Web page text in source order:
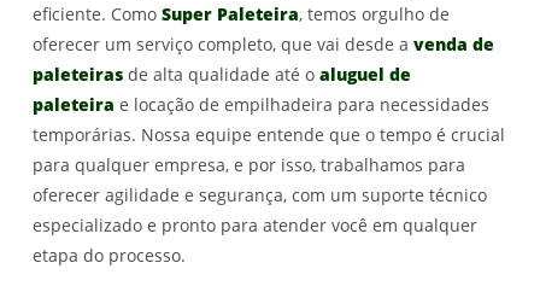
eficiente. Como Super Paleteira, temos orgulho de
oferecer um serviço completo, que vai desde avenda de
paleteiras de alta qualidade até oaluguel de
paleteira e locação de empilhadeira para necessidades
temporárias. Nossa equipe entende que o tempo é crucial
para qualquer empresa, e por isso, trabalhamos para
oferecer agilidade e segurança, com um suporte técnico
especializado e pronto para atender você em qualquer
etapa do processo.